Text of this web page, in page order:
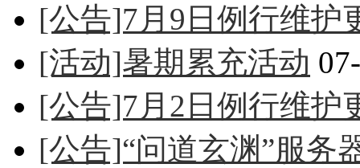
[公告]7月9日例行维护
[活动]暑期累充活动
[公告]7月2日例行维护
[公告]“问道玄渊”服务